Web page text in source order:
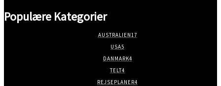
Populære Kategorier
AUSTRALIEN17
USA5
DANMARK4
TELT4
REJSEPLANER4